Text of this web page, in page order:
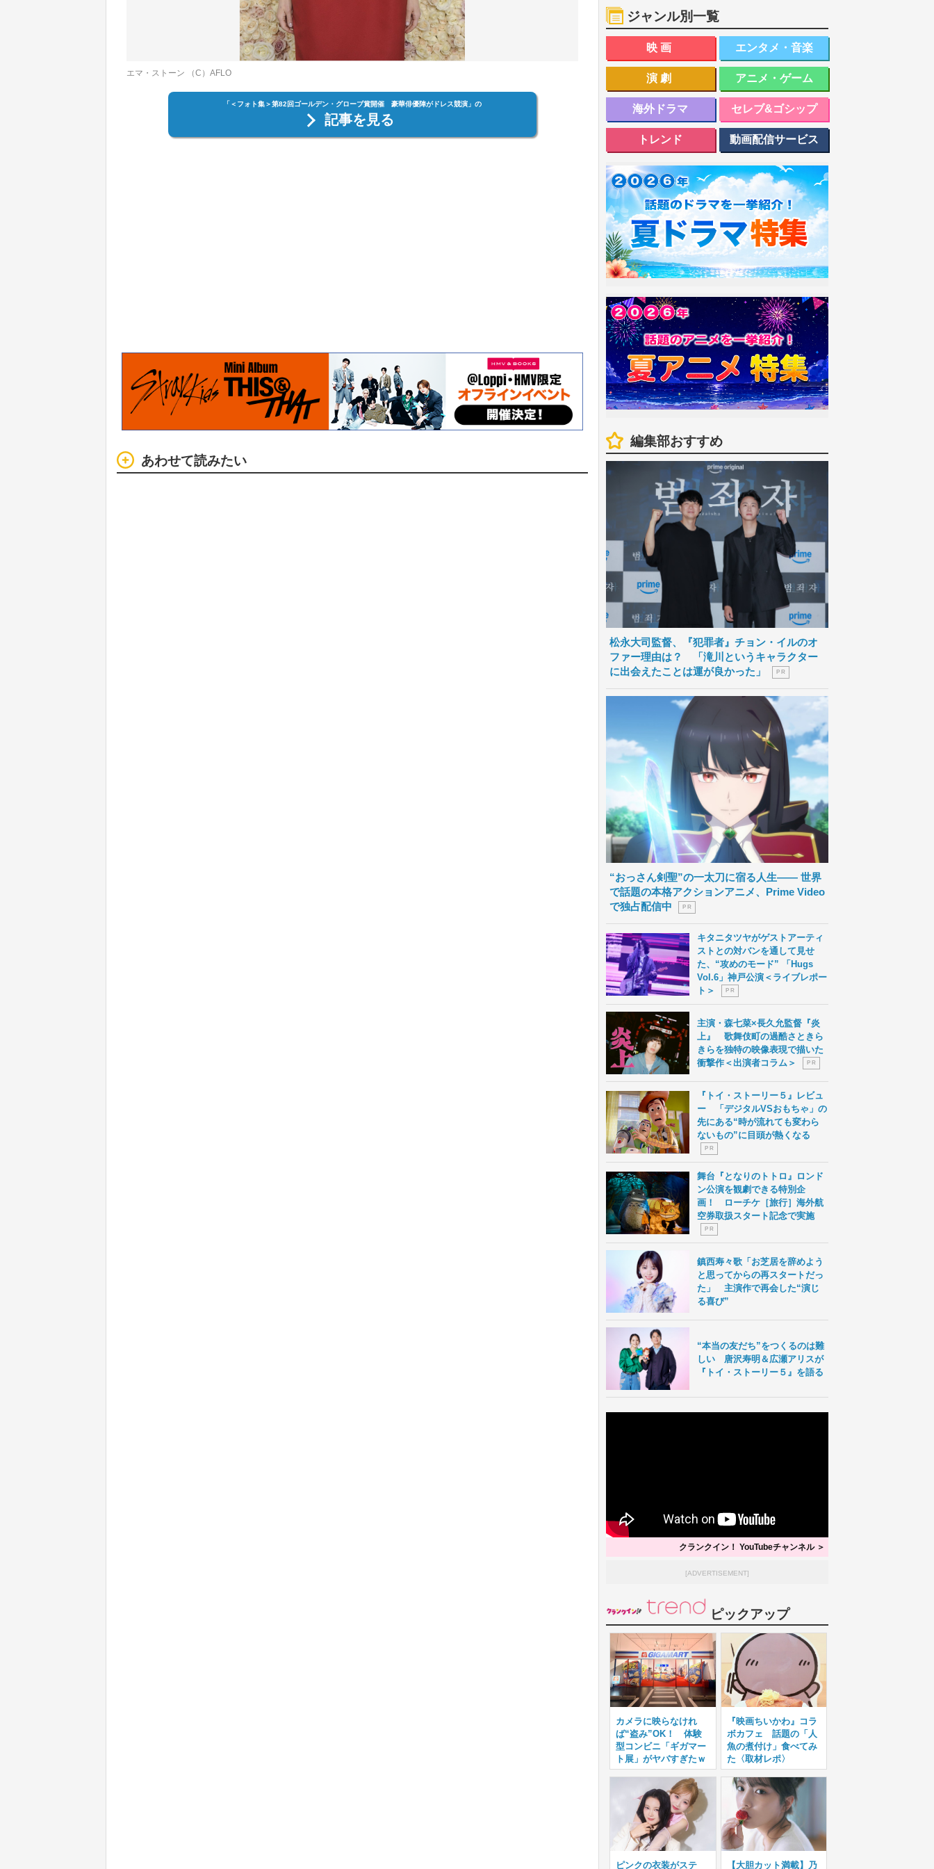
エマ・ストーン （C）AFLO
「＜フォト集＞第82回ゴールデン・グローブ賞開催 豪華俳優陣がドレス競演」の
記事を見る
あわせて読みたい
ジャンル別一覧
映画 エンタメ・音楽
演劇 アニメ・ゲーム
海外ドラマ セレブ&ゴシップ
トレンド 動画配信サービス
編集部おすすめ
松永大司監督、『犯罪者』チョン・イルのオ
ファー理由は？ 「滝川というキャラクター
に出会えたことは運が良かった」
P R
“おっさん剣聖”の一太刀に宿る人生―― 世界
で話題の本格アクションアニメ、Prime Video
で独占配信中
P R
キタニタツヤがゲストアーティ
ストとの対バンを通して見せ
た、“攻めのモード” 「Hugs
Vol.6」神戸公演＜ライブレポー
ト＞
P R
主演・森七菜×長久允監督『炎
上』 歌舞伎町の過酷さときら
きらを独特の映像表現で描いた
衝撃作＜出演者コラム＞
P R
『トイ・ストーリー５』レビュ
ー 「デジタルVSおもちゃ」の
先にある“時が流れても変わら
ないもの”に目頭が熱くなる
P R
舞台『となりのトトロ』ロンド
ン公演を観劇できる特別企
画！ ローチケ［旅行］海外航
空券取扱スタート記念で実施
P R
鎮西寿々歌「お芝居を辞めよう
と思ってからの再スタートだっ
た」 主演作で再会した“演じ
る喜び”
“本当の友だち”をつくるのは難
しい 唐沢寿明＆広瀬アリスが
『トイ・ストーリー５』を語る
クランクイン！ YouTubeチャンネル ＞
[ADVERTISEMENT]
ピックアップ
カメラに映らなけれ
ば“盗み”OK！ 体験
型コンビニ「ギガマー
ト展」がヤバすぎたｗ
『映画ちいかわ』コラ
ボカフェ 話題の「人
魚の煮付け」食べてみ
た〈取材レポ〉
ピンクの衣装がステ 【大胆カット満載】乃